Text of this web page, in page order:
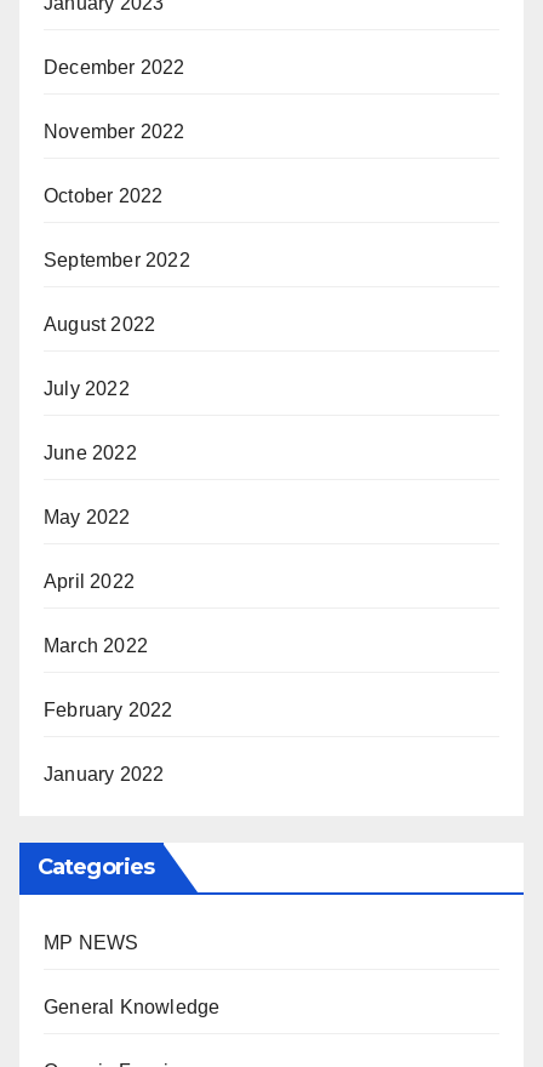
December 2022
November 2022
October 2022
September 2022
August 2022
July 2022
June 2022
May 2022
April 2022
March 2022
February 2022
January 2022
Categories
MP NEWS
General Knowledge